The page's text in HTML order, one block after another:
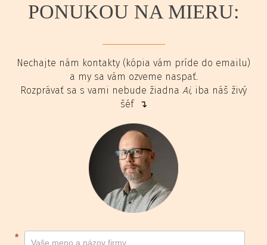
PONUKOU NA MIERU:
Nechajte nám kontakty (kópia vám príde do emailu)
a my sa vám ozveme naspať.
Rozprávať sa s vami nebude žiadna Ai, iba náš živý
šéf ↴
Kontakt
*